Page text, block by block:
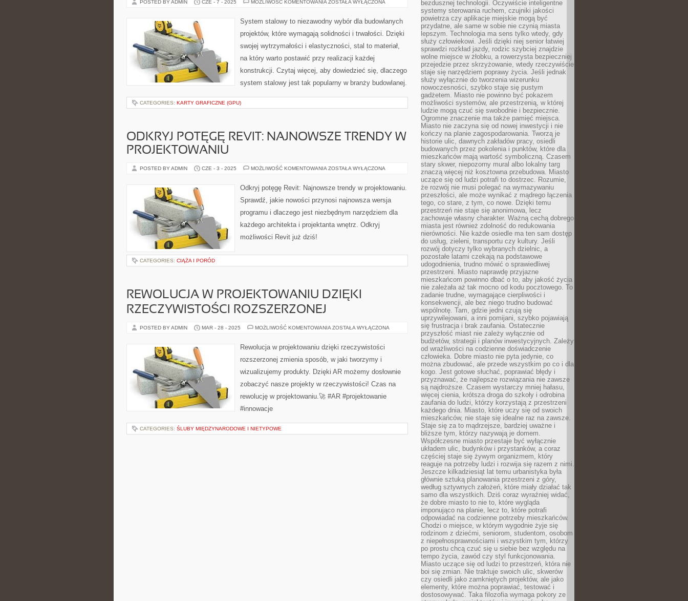
POSTED BY ADMIN CZE - 7 - 2025 MOŻLIWOŚĆ KOMENTOWANIA SYSTEM
WYBÓR
DLA
I
ZOSTAŁA WYŁĄCZONA
System stalowy to niezawodny wybór dla budowlanych
projektów, które wymagają solidności i trwałości. Dzięki
swojej wytrzymałości i elastyczności, stal to materiał,
na który warto postawić przy realizacji każdej
konstrukcji. Czytaj więcej, aby dowiedzieć się, dlaczego
system stalowy jest tak popularny w branży budowlanej.
CATEGORIES: KARTY GRAFICZNE (GPU)
ODKRYJ POTĘGĘ REVIT: NAJNOWSZE TRENDY W
PROJEKTOWANIU
POSTED BY ADMIN CZE - 3 - 2025 MOŻLIWOŚĆ KOMENTOWANIA ODKRYJ
NAJNOWSZE
TRENDY
PROJEKTOWANIU
ZOSTAŁA WYŁĄCZONA
Odkryj potęgę Revit: Najnowsze trendy w projektowaniu.
Sprawdź, jakie nowości przynosi najnowsza wersja
programu i dlaczego jest niezbędnym narzędziem dla
każdego architekta i projektanta wnętrz. Odkryj
możliwości Revit już dziś!
CATEGORIES: CIĄŻA I PORÓD
REWOLUCJA W PROJEKTOWANIU DZIĘKI
RZECZYWISTOŚCI ROZSZERZONEJ
POSTED BY ADMIN MAR - 28 - 2025 MOŻLIWOŚĆ KOMENTOWANIA REWOLUCJA
DZIĘKI
RZECZYWISTOŚCI
ZOSTAŁA WYŁĄCZONA
Rewolucja w projektowaniu dzięki rzeczywistości
rozszerzonej zmienia sposób, w jaki tworzymy i
wizualizujemy produkty. Dzięki AR możemy dosłownie
zobaczyć nasze projekty w rzeczywistości! Czas na
rewolucję w projektowaniu.🚀 #AR #projektowanie
#innowacje
CATEGORIES: ŚLUBY MIĘDZYNARODOWE I NIETYPOWE
bezdusznej technologii. Oczywiście inteligentne
systemy sterowania ruchem, czujniki jakości
powietrza czy aplikacje miejskie mogą być
przydatne, ale same w sobie nie czynią miasta
lepszym. Technologia ma sens tylko wtedy, gdy
służy człowiekowi. Jeśli dzięki niej senior łatwiej
sprawdzi rozkład jazdy, rodzic szybciej znajdzie
wolne miejsce w żłobku, a rowerzysta bezpieczniej
przejedzie przez skrzyżowanie, wtedy rzeczywiście
staje się narzędziem poprawy życia. Jeśli jednak
służy wyłącznie do tworzenia wizerunku
nowoczesności, szybko staje się pustym
gadżetem. Miasto nie powinno być pokazem
możliwości systemów, ale przestrzenią, w której
ludzie mogą czuć się swobodnie i bezpiecznie.
Ogromne znaczenie ma także pamięć miejsca.
Miasto nie zaczyna się od nowej inwestycji i nie
kończy na planie zagospodarowania. Tworzą je
historie ulic, dawnych zakładów pracy, osiedli
budowanych przez pokolenia i punktów, które dla
mieszkańców mają wartość symboliczną. Czasem
stary skwer, niepozorny mural albo lokalny targ
znaczą więcej niż kosztowna przebudowa. Miasto
uczące się od ludzi potrafi to dostrzec. Rozumie,
że rozwój nie musi polegać na wymazywaniu
przeszłości, ale może wynikać z mądrego łączenia
tego, co stare, z tym, co nowe. Dzięki temu
przestrzeń nie staje się anonimowa, lecz
zachowuje własny charakter. Ważną cechą dobrego
miasta jest również zdolność do redukowania
nierówności. Nie każde osiedle ma ten sam dostęp
do usług, zieleni, transportu czy kultury. Jeśli
rozwój dotyczy tylko wybranych dzielnic, a
pozostałe latami czekają na podstawowe
udogodnienia, trudno mówić o sprawiedliwej
przestrzeni. Miasto naprawdę przyjazne
mieszkańcom powinno dbać o to, aby jakość życia
nie zależała aż tak mocno od kodu pocztowego. To
zadanie trudne, wymagające cierpliwości i
konsekwencji, ale bez niego trudno budować
wspólnotę. Tam, gdzie jedni czują się
uprzywilejowani, a inni pomijani, szybko pojawiają
się frustracja i brak zaufania. Ostatecznie
przyszłość miast nie zależy wyłącznie od
budżetów, strategii i planów inwestycyjnych. Zależy
od wrażliwości na codzienne doświadczenie
człowieka. Dobre miasto nie pyta jedynie, co
można zbudować, ale przede wszystkim po co i dla
kogo. Jest gotowe słuchać, poprawiać błędy i
przyznawać, że najlepsze rozwiązania nie zawsze
są najdroższe. Czasem wystarczy mniej hałasu,
więcej cienia, krótsza droga do szkoły i odrobina
zaufania do ludzi, którzy korzystają z przestrzeni
każdego dnia. Miasto, które uczy się od swoich
mieszkańców, nie staje się idealne raz na zawsze.
Staje się za to mądrzejsze, bardziej uważne i
bliższe tym, którzy nazywają je domem.
Współczesne miasto przestaje być wyłącznie
układem ulic, budynków i przystanków, a coraz
częściej staje się żywym organizmem, który
reaguje na potrzeby ludzi i rozwija się razem z nimi.
Jeszcze kilkadziesiąt lat temu urbanistyka była
głównie sztuką planowania przestrzeni z góry,
według sztywnych założeń, które miały działać tak
samo dla wszystkich. Dziś coraz wyraźniej widać,
że dobre miasto to nie to, które wygląda
imponująco na planie, lecz to, które potrafi
odpowiadać na codzienne potrzeby mieszkańców.
Chodzi o miejsce, w którym wygodnie żyje się
rodzinom z dziećmi, seniorom, studentom, osobom
z niepełnosprawnościami i wszystkim tym, którzy
po prostu chcą czuć się u siebie bez względu na
tempo życia, zawód czy styl funkcjonowania.
Miasto uczące się od ludzi to przestrzeń, która nie
boi się zmian. Nie traktuje swoich ulic, skwerów
czy osiedli jako zamkniętych projektów, ale jako
elementy, które można poprawiać, testować i
dostosowywać. Taka filozofia wymaga pokory ze